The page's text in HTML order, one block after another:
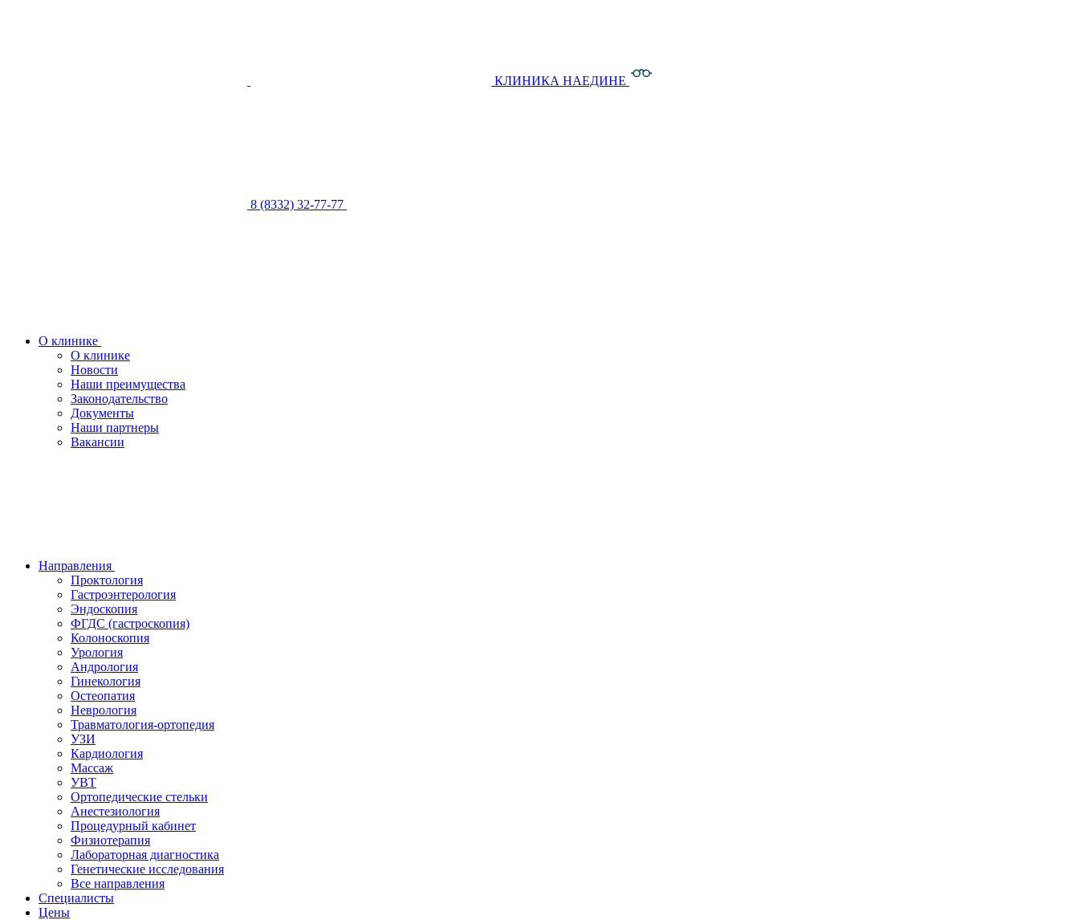
КЛИНИКА НАЕДИНЕ
8 (8332) 32-77-77
О клинике
О клинике
Новости
Наши преимущества
Законодательство
Документы
Наши партнеры
Вакансии
Направления
Проктология
Гастроэнтерология
Эндоскопия
ФГДС (гастроскопия)
Колоноскопия
Урология
Андрология
Гинекология
Остеопатия
Неврология
Травматология-ортопедия
УЗИ
Кардиология
Массаж
УВТ
Ортопедические стельки
Анестезиология
Процедурный кабинет
Физиотерапия
Лабораторная диагностика
Генетические исследования
Все направления
Специалисты
Цены